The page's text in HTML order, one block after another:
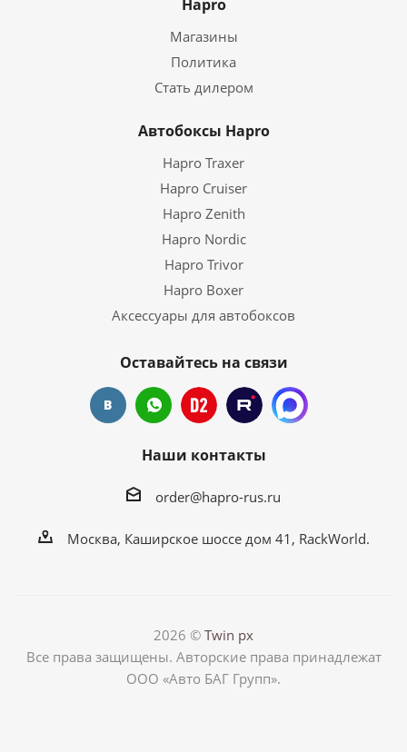
Hapro
Магазины
Политика
Стать дилером
Автобоксы Hapro
Hapro Traxer
Hapro Cruiser
Hapro Zenith
Hapro Nordic
Hapro Trivor
Hapro Boxer
Аксессуары для автобоксов
Оставайтесь на связи
Наши контакты
order@hapro-rus.ru
Москва, Каширское шоссе дом 41, RackWorld.
2026 © Twin px
Все права защищены. Авторские права принадлежат
ООО «Авто БАГ Групп».